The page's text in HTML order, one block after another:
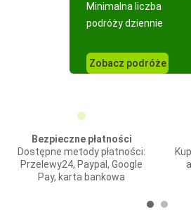
Minimalna liczba
podróży dziennie
Zobacz podróże
Bezpieczne płatności
Dostępne metody płatności:
Przelewy24, Paypal, Google
Pay, karta bankowa